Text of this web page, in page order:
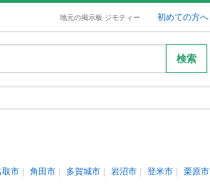
地元の掲示板 ジモティー 初めての方へ
検索
取市 角田市 多賀城市 岩沼市 登米市 栗原市